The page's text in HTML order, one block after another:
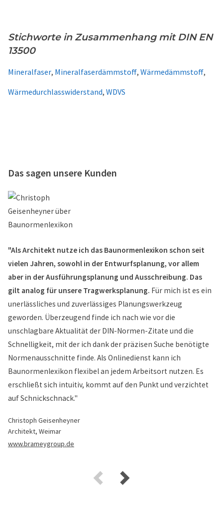
Stichworte in Zusammenhang mit DIN EN
13500
Mineralfaser, Mineralfaserdämmstoff, Wärmedämmstoff,
Wärmedurchlasswiderstand, WDVS
Das sagen unsere Kunden
"Als Architekt nutze ich das Baunormenlexikon schon seit
vielen Jahren, sowohl in der Entwurfsplanung, vor allem
aber in der Ausführungsplanung und Ausschreibung. Das
gilt analog für unsere Tragwerksplanung. Für mich ist es ein
unerlässliches und zuverlässiges Planungswerkzeug
geworden. Überzeugend finde ich nach wie vor die
unschlagbare Aktualität der DIN-Normen-Zitate und die
Schnelligkeit, mit der ich dank der präzisen Suche benötigte
Normenausschnitte finde. Als Onlinedienst kann ich
Baunormenlexikon flexibel an jedem Arbeitsort nutzen. Es
erschließt sich intuitiv, kommt auf den Punkt und verzichtet
auf Schnickschnack."
Christoph Geisenheyner
Architekt, Weimar
www.brameygroup.de